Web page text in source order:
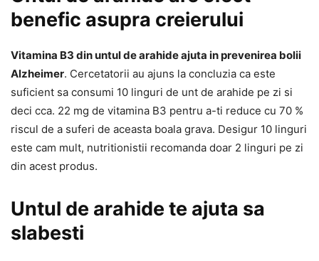
benefic asupra creierului
Vitamina B3 din untul de arahide ajuta in prevenirea bolii
Alzheimer. Cercetatorii au ajuns la concluzia ca este
suficient sa consumi 10 linguri de unt de arahide pe zi si
deci cca. 22 mg de vitamina B3 pentru a-ti reduce cu 70 %
riscul de a suferi de aceasta boala grava. Desigur 10 linguri
este cam mult, nutritionistii recomanda doar 2 linguri pe zi
din acest produs.
Untul de arahide te ajuta sa
slabesti